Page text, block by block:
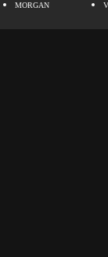
MORGAN